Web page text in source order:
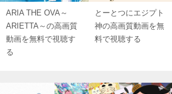
ARIA THE OVA～
ARIETTA～の高画質
動画を無料で視聴す
る
とーとつにエジプト
神の高画質動画を無
料で視聴する